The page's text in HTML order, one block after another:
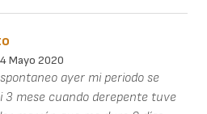
4 Mayo 2020
ayer mi periodo se
3 mese cuando derepente tuve